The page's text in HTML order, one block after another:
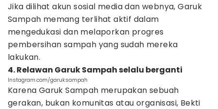
Jika dilihat akun sosial media dan webnya, Garuk
Sampah memang terlihat aktif dalam
mengedukasi dan melaporkan progres
pembersihan sampah yang sudah mereka
lakukan.
4. Relawan Garuk Sampah selalu berganti
Instagram.com/garuksampah
Karena Garuk Sampah merupakan sebuah
gerakan, bukan komunitas atau organisasi, Bekti